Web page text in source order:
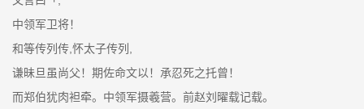
中领军卫将！
和等传列传,怀太子传列,
谦昧旦虽尚父！期佐命文以！承忍死之托曾！
而郑伯犹肉袒牵。中领军摄羲营。前赵刘曜载记载。